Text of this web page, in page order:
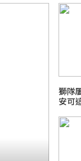
日本熊
獅隊
安可